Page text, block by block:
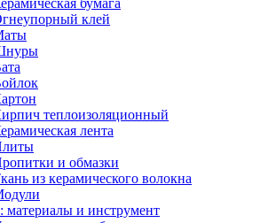
бумага
клей
теплоизоляционный
лента
и обмазки
из керамического волокна
материалы и инструмент